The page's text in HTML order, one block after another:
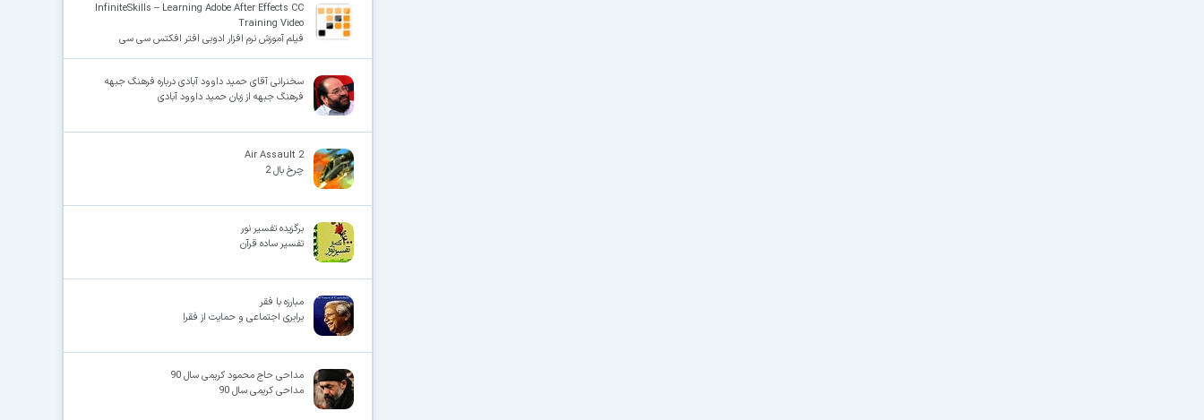
InfiniteSkills – Learning Adobe After Effects CC
Training Video
فیلم آموزش نرم افزار ادوبی افتر افکتس سی سی
سخنرانی آقای حمید داوود آبادی درباره فرهنگ جبهه
فرهنگ جبهه از زبان حمید داوود آبادی
Air Assault 2
چرخ بال 2
برگزیده تفسیر نور
تفسیر ساده قرآن
مبارزه با فقر
برابری اجتماعی و حمایت از فقرا
مداحی حاج محمود کریمی سال 90
مداحی کریمی سال 90